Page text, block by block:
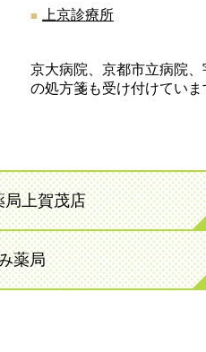
上京診療所
京大病院、京都市立病院
の処方箋も受け付けていま
局上賀茂店
薬局